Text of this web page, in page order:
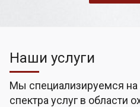
Наши услуги
Мы специализируемся на
спектра услуг в области